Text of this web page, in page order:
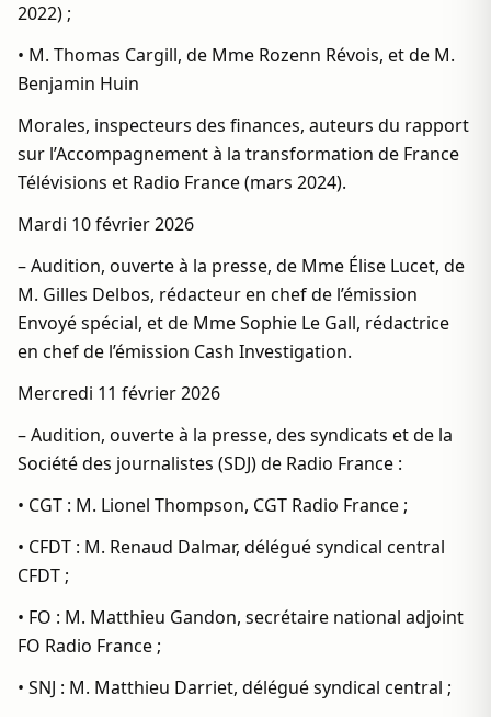
2022) ;
• M. Thomas Cargill, de Mme Rozenn Révois, et de M.
Benjamin Huin
Morales, inspecteurs des finances, auteurs du rapport
sur l’Accompagnement à la transformation de France
Télévisions et Radio France (mars 2024).
Mardi 10 février 2026
– Audition, ouverte à la presse, de Mme Élise Lucet, de
M. Gilles Delbos, rédacteur en chef de l’émission
Envoyé spécial, et de Mme Sophie Le Gall, rédactrice
en chef de l’émission Cash Investigation.
Mercredi 11 février 2026
– Audition, ouverte à la presse, des syndicats et de la
Société des journalistes (SDJ) de Radio France :
• CGT : M. Lionel Thompson, CGT Radio France ;
• CFDT : M. Renaud Dalmar, délégué syndical central
CFDT ;
• FO : M. Matthieu Gandon, secrétaire national adjoint
FO Radio France ;
• SNJ : M. Matthieu Darriet, délégué syndical central ;